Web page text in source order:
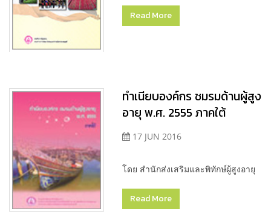
Read More
ทำเนียบองค์กร ชมรมด้านผู้สูง
อายุ พ.ศ. 2555 ภาคใต้
17 JUN 2016
โดย สำนักส่งเสริมและพิทักษ์ผู้สูงอายุ
Read More